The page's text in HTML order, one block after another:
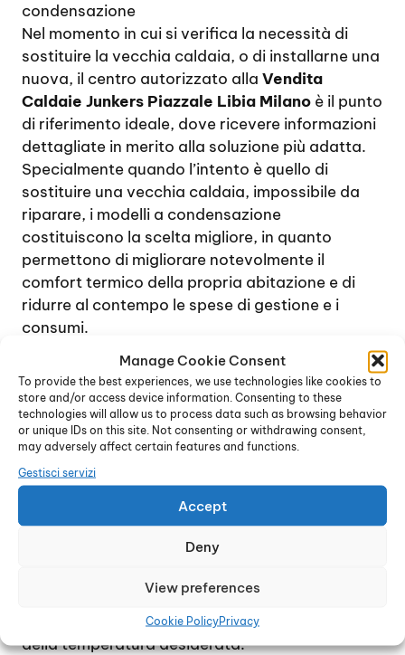
Manage Cookie Consent
To provide the best experiences, we use technologies like cookies to
store and/or access device information. Consenting to these
technologies will allow us to process data such as browsing behavior
or unique IDs on this site. Not consenting or withdrawing consent,
may adversely affect certain features and functions.
Gestisci servizi
Accept
Deny
View preferences
Cookie PolicyPrivacy
condensazione
Nel momento in cui si verifica la necessità di
sostituire la vecchia caldaia, o di installarne una
nuova, il centro autorizzato alla Vendita
Caldaie Junkers Piazzale Libia Milano è il punto
di riferimento ideale, dove ricevere informazioni
dettagliate in merito alla soluzione più adatta.
Specialmente quando l’intento è quello di
sostituire una vecchia caldaia, impossibile da
riparare, i modelli a condensazione
costituiscono la scelta migliore, in quanto
permettono di migliorare notevolmente il
comfort termico della propria abitazione e di
ridurre al contempo le spese di gestione e i
consumi.
basano questi dispositivi, vengono utilizzati i
vapori di combustione, dalla temperatura molto
elevata, per incrementare la potenza
dell’impianto riscaldante. Infatti, una caldaia,
durante il processo di combustione,
normalmente genera vapori che possono
facilmente raggiungere anche una temperatura
di circa 150° e oltre.
Il sistema delle caldaie a condensazione
sfruttarlo per potenziare l’impianto riscaldante,
con il risultato di un raggiungimento più rapido
della temperatura desiderata.